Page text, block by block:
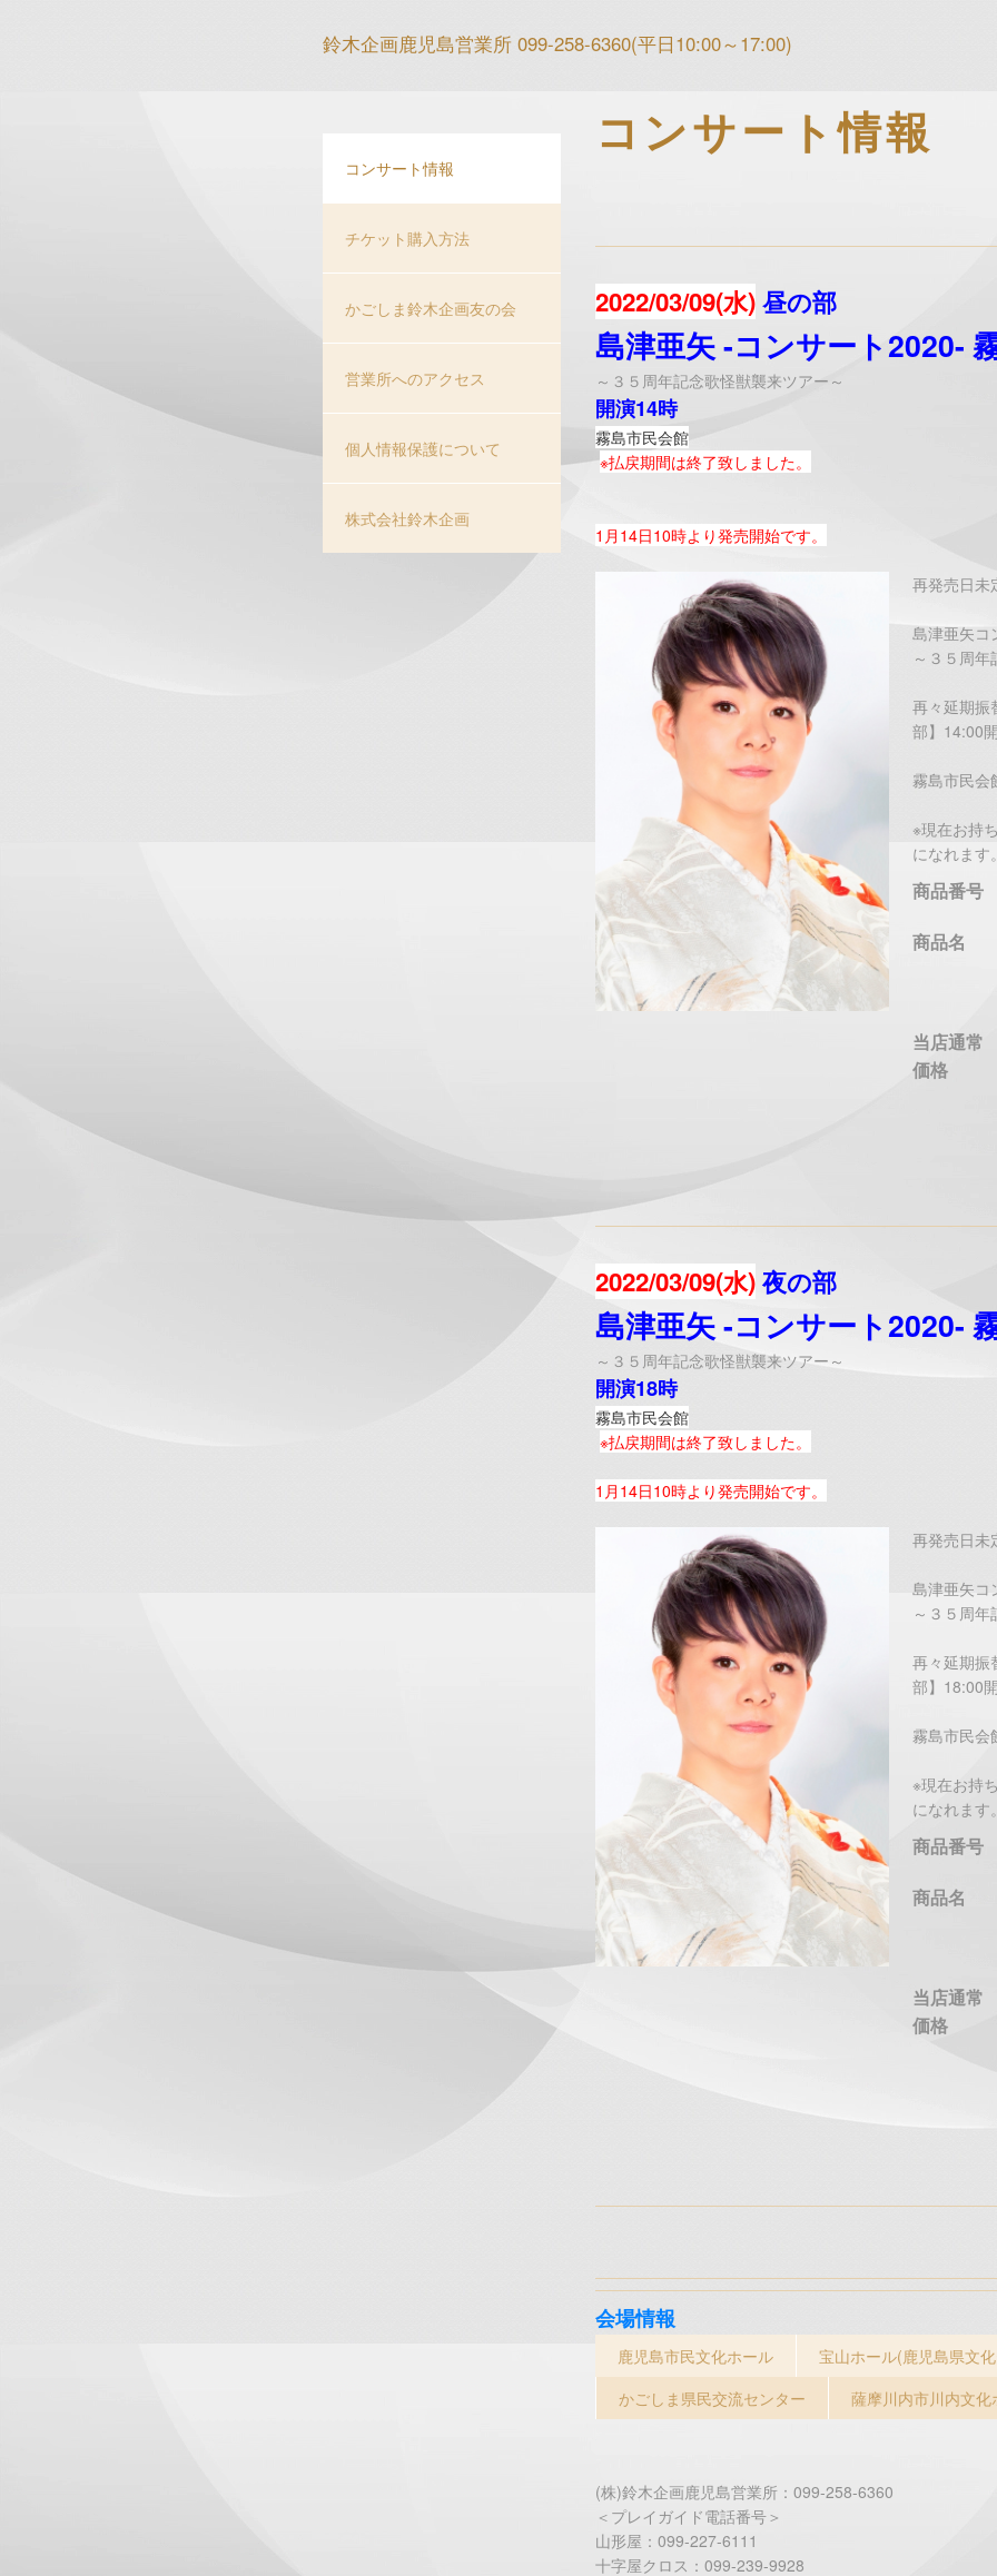
鈴木企画鹿児島営業所 099-258-6360(平日10:00～17:00)
コンサート情報
2022/03/09(水)昼の部
島津亜矢 -コンサート2020-
～３５周年記念歌怪獣襲来ツアー～
開演14時
霧島市民会館
※払戻期間は終了致しました。
1月14日10時より発売開始です。
再発売日未
島津亜矢コ
～３５周
再々延期振
部】14:00
霧島市民
※現在お持
になれます
商品番号
商品名
当店通常
価格
2022/03/09(水)夜の部
島津亜矢 -コンサート2020-
～３５周年記念歌怪獣襲来ツアー～
開演18時
霧島市民会館
※払戻期間は終了致しました。
1月14日10時より発売開始です。
再発売日未
島津亜矢コ
～３５周
再々延期振
部】18:00
霧島市民
※現在お持
になれます
商品番号
商品名
当店通常
価格
会場情報
鹿児島市民文化ホール
宝山ホール(鹿児島県文
かごしま県民交流センター
薩摩川内市川内文化
(株)鈴木企画鹿児島営業所：099-258-6360
＜プレイガイド電話番号＞
山形屋：099-227-6111
十字屋クロス：099-239-9928
コンサート情報
チケット購入方法
かごしま鈴木企画友の会
営業所へのアクセス
個人情報保護について
株式会社鈴木企画